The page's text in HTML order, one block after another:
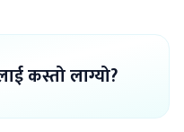
कस्तो लाग्यो?